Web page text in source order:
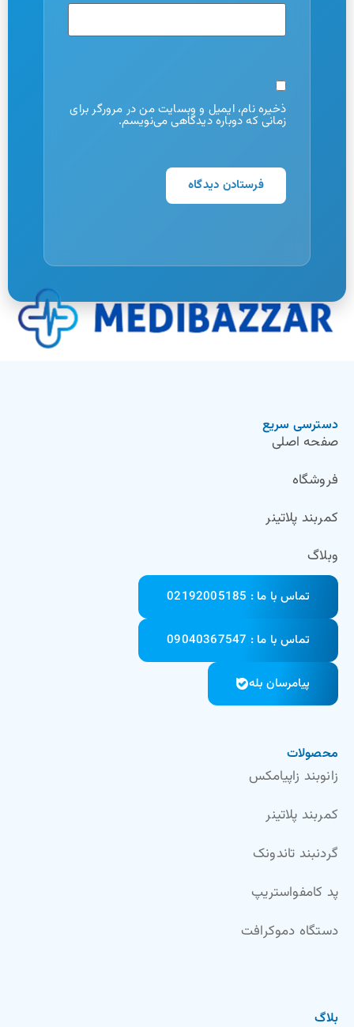
ذخیره نام، ایمیل و وبسایت من در مرورگر برای
زمانی که دوباره دیدگاهی می‌نویسم.
دسترسی سریع
صفحه اصلی
فروشگاه
کمربند پلاتینر
وبلاگ
تماس با ما : 02192005185
تماس با ما : 09040367547
پیامرسان بله
محصولات
زانوبند زاپیامکس
کمربند پلاتینر
گردنبند تاندونک
پد کامفواستریپ
دستگاه دموکرافت
بلاگ